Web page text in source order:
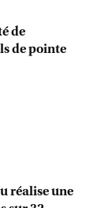
de
de pointe
réalise une